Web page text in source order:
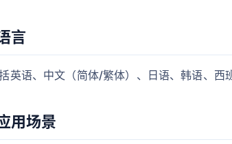
言
英语、中文（简体/繁体）、日语、韩语、西
用场景